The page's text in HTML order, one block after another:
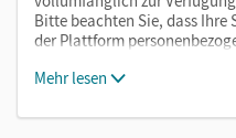
Bitte beachten Sie, dass
der Plattform
Mehr lesen